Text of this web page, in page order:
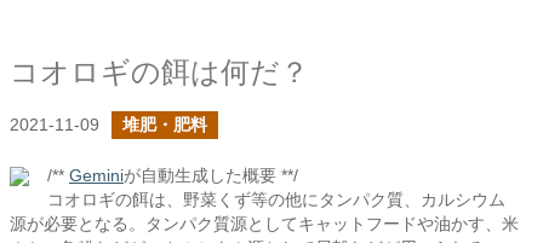
コオロギの餌は何だ？
2021-11-09 堆肥・肥料
/** Geminiが自動生成した概要 **/
コオロギの餌は、野菜くず等の他にタンパク質、カルシウム
源が必要となる。タンパク質源としてキャットフードや油かす、米